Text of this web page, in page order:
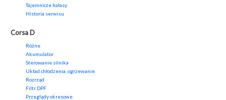
Tajemnicze hałasy
Historia serwisu
Corsa D
Różne
Akumulator
Sterowanie silnika
Układ chłodzenia, ogrzewanie
Rozrząd
Filtr DPF
Przeglądy okresowe